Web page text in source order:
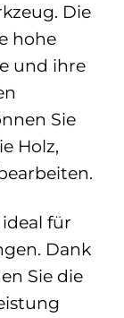
Die
hohe
und ihre
Sie
Holz,
für
Dank
Sie die